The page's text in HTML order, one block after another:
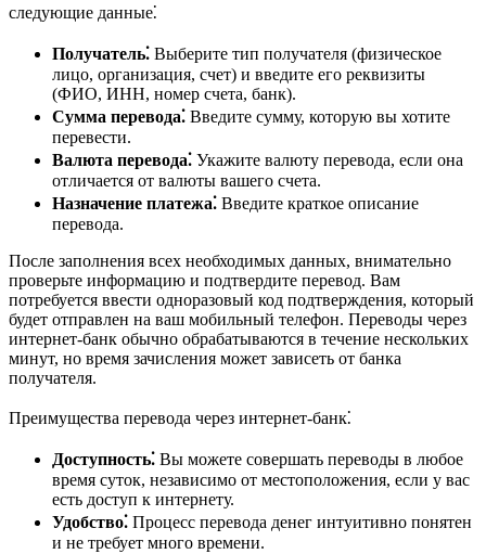
следующие данные⁚
Получатель⁚ Выберите тип получателя (физическое
лицо, организация, счет) и введите его реквизиты
(ФИО, ИНН, номер счета, банк).
Сумма перевода⁚ Введите сумму, которую вы хотите
перевести.
Валюта перевода⁚ Укажите валюту перевода, если она
отличается от валюты вашего счета.
Назначение платежа⁚ Введите краткое описание
перевода.
После заполнения всех необходимых данных, внимательно
проверьте информацию и подтвердите перевод. Вам
потребуется ввести одноразовый код подтверждения, который
будет отправлен на ваш мобильный телефон. Переводы через
интернет-банк обычно обрабатываются в течение нескольких
минут, но время зачисления может зависеть от банка
получателя.
Преимущества перевода через интернет-банк⁚
Доступность⁚ Вы можете совершать переводы в любое
время суток, независимо от местоположения, если у вас
есть доступ к интернету.
Удобство⁚ Процесс перевода денег интуитивно понятен
и не требует много времени.